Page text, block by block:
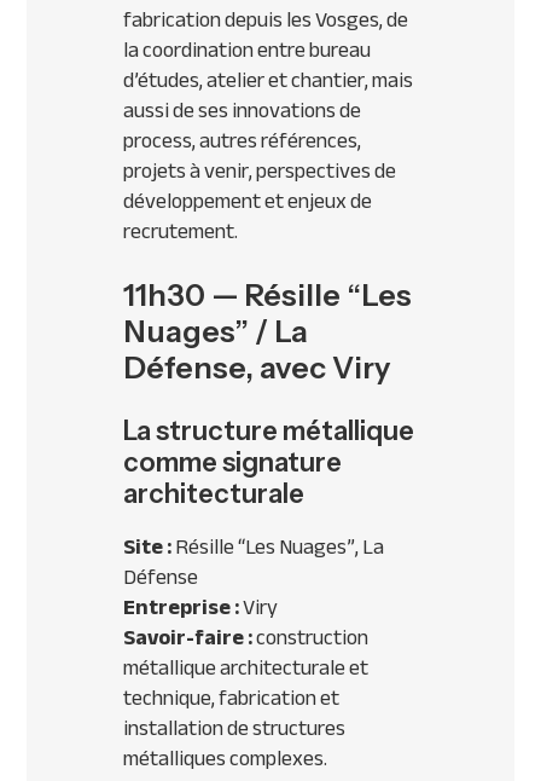
fabrication depuis les Vosges, de
la coordination entre bureau
d’études, atelier et chantier, mais
aussi de ses innovations de
process, autres références,
projets à venir, perspectives de
développement et enjeux de
recrutement.
11h30 — Résille “Les
Nuages” / La
Défense, avec Viry
La structure métallique
comme signature
architecturale
Site :Résille “Les Nuages”, La
Défense
Entreprise :Viry
Savoir-faire :construction
métallique architecturale et
technique, fabrication et
installation de structures
métalliques complexes.